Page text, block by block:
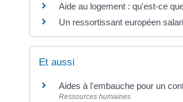
Aide au logement : qu'est-ce
Un ressortissant européen
Et aussi
Aides à l'embauche pour un
Ressources humaines